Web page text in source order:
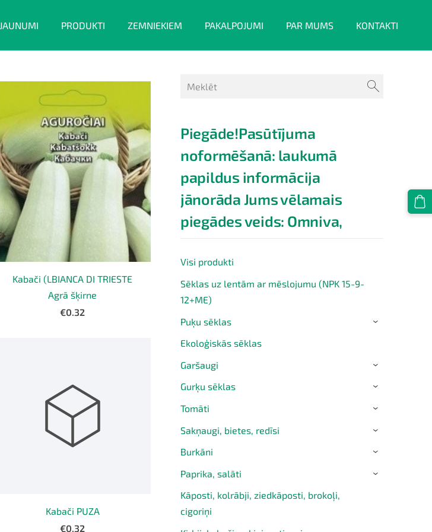
JAUNUMI PRODUKTI ZEMNIEKIEM PAKALPOJUMI PAR MUMS KONTAKTI
Piegāde!Pasūtījuma
noformēšanā: laukumā
papildus informācija
jānorāda Jums vēlamais
piegādes veids: Omniva,
Visi produkti
Sēklas uz lentām ar mēslojumu (NPK 15-9-
12+ME)
Puķu sēklas
›
Ekoloģiskās sēklas
Garšaugi
›
Gurķu sēklas ›
Tomāti ›
Sakņaugi, bietes, redīsi ›
Burkāni ›
Paprika, salāti ›
Kāposti, kolrābji, ziedkāposti, brokoļi,
cigoriņi
Kabači (LBIANCA DI TRIESTE
Agrā šķirne
€0.32
Kabači PUZA
€0.32